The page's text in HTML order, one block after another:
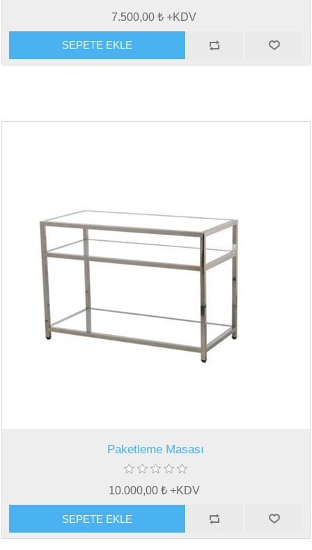
7.500,00 ₺ +KDV
Paketleme Masası
10.000,00 ₺ +KDV